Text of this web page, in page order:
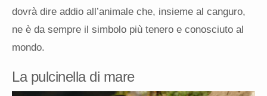
dovrà dire addio all’animale che, insieme al canguro,
ne è da sempre il simbolo più tenero e conosciuto al
mondo.
La pulcinella di mare